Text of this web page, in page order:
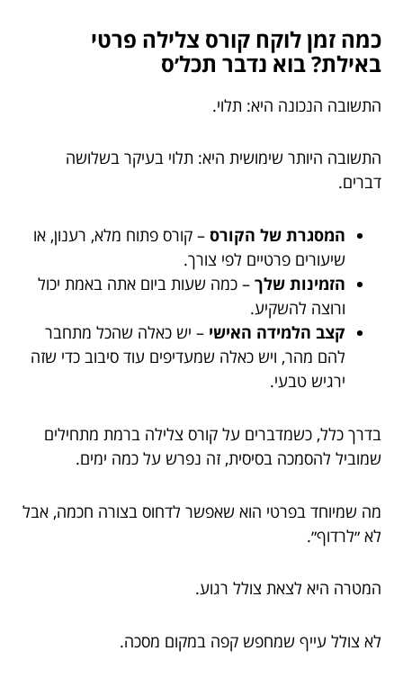
כמה זמן לוקח קורס צלילה פרטי
באילת? בוא נדבר תכל׳ס
התשובה הנכונה היא: תלוי.
התשובה היותר שימושית היא: תלוי בעיקר בשלושה
דברים.
המסגרת של הקורס – קורס פתוח מלא, רענון, או
שיעורים פרטיים לפי צורך.
הזמינות שלך – כמה שעות ביום אתה באמת יכול
ורוצה להשקיע.
קצב הלמידה האישי – יש כאלה שהכל מתחבר
להם מהר, ויש כאלה שמעדיפים עוד סיבוב כדי שזה
ירגיש טבעי.
בדרך כלל, כשמדברים על קורס צלילה ברמת מתחילים
שמוביל להסמכה בסיסית, זה נפרש על כמה ימים.
מה שמיוחד בפרטי הוא שאפשר לדחוס בצורה חכמה, אבל
לא ״לרדוף״.
המטרה היא לצאת צולל רגוע.
לא צולל עייף שמחפש קפה במקום מסכה.